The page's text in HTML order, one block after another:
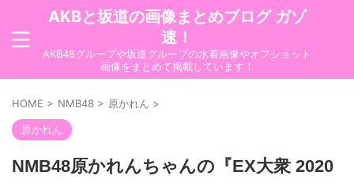
AKBと坂道の画像まとめブログ ガゾ
速！
AKB48グループや坂道グループの水着画像やオフショット
画像をまとめて掲載しています！
HOME > NMB48 > 原かれん >
原かれん
NMB48原かれんちゃんの『EX大衆 2020